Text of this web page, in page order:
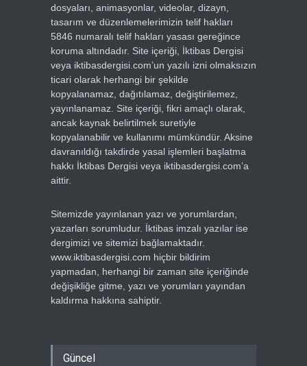
dosyaları, animasyonlar, videolar, dizayn,
tasarım ve düzenlemelerimizin telif hakları
5846 numaralı telif hakları yasası gereğince
koruma altındadır. Site içeriği, İktibas Dergisi
veya iktibasdergisi.com’un yazılı izni olmaksızın
ticari olarak herhangi bir şekilde
kopyalanamaz, dağıtılamaz, değiştirilemez,
yayınlanamaz. Site içeriği, fikri amaçlı olarak,
ancak kaynak belirtilmek suretiyle
kopyalanabilir ve kullanımı mümkündür. Aksine
davranıldığı takdirde yasal işlemleri başlatma
hakkı İktibas Dergisi veya iktibasdergisi.com’a
aittir.
Sitemizde yayınlanan yazı ve yorumlardan,
yazarları sorumludur. İktibas imzalı yazılar ise
dergimizi ve sitemizi bağlamaktadır.
www.iktibasdergisi.com hiçbir bildirim
yapmadan, herhangi bir zaman site içeriğinde
değişikliğe gitme, yazı ve yorumları yayından
kaldırma hakkına sahiptir.
Güncel